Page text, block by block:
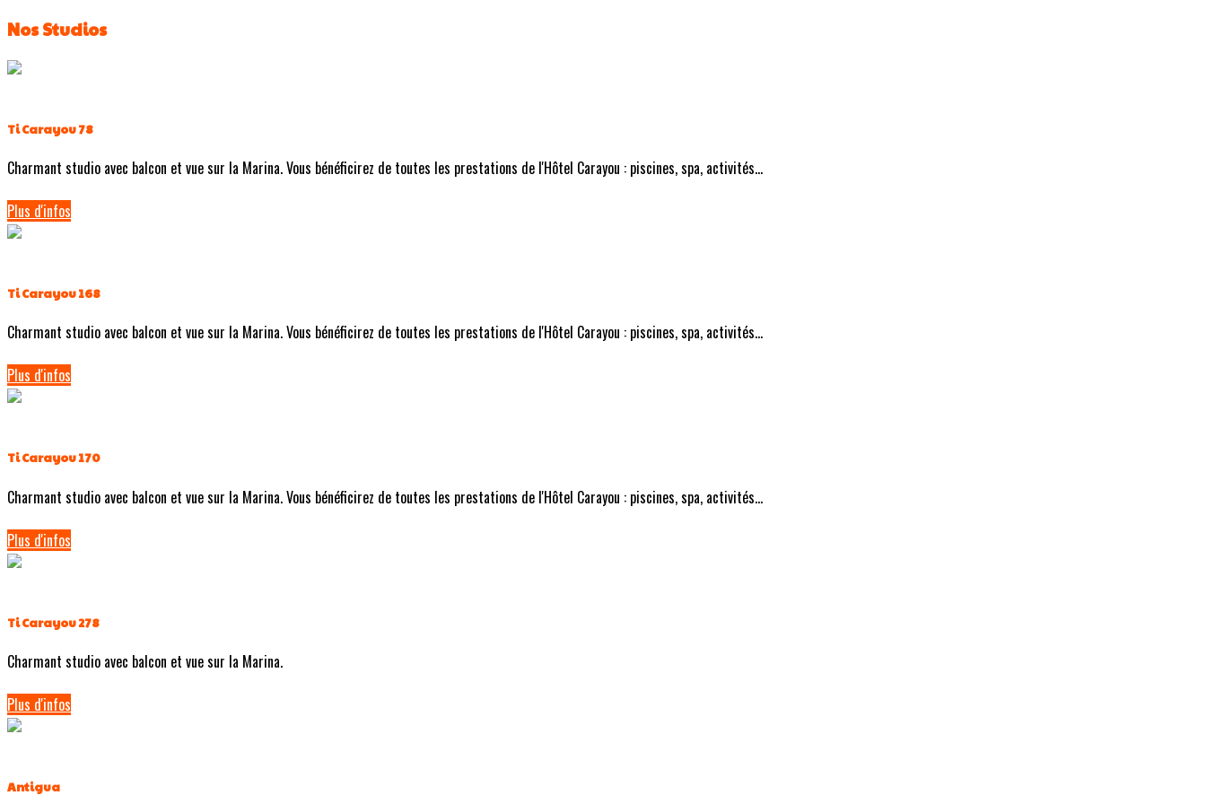
Nos Studios
Ti Carayou 78
Charmant studio avec balcon et vue sur la Marina. Vous bénéficirez de toutes les prestations de l'Hôtel Carayou : piscines, spa, activités...
Plus d'infos
Ti Carayou 168
Charmant studio avec balcon et vue sur la Marina. Vous bénéficirez de toutes les prestations de l'Hôtel Carayou : piscines, spa, activités...
Plus d'infos
Ti Carayou 170
Charmant studio avec balcon et vue sur la Marina. Vous bénéficirez de toutes les prestations de l'Hôtel Carayou : piscines, spa, activités...
Plus d'infos
Ti Carayou 278
Charmant studio avec balcon et vue sur la Marina.
Plus d'infos
Antigua